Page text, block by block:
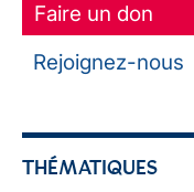
Faire un don
Rejoignez-nous
THÉMATIQUES